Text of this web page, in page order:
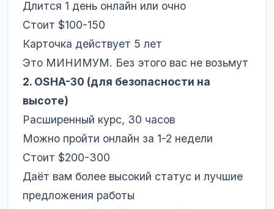
Длится 1 день онлайн или очно
Стоит $100-150
Карточка действует 5 лет
Это МИНИМУМ. Без этого вас не возьмут
2. OSHA-30 (для безопасности на
высоте)
Расширенный курс, 30 часов
Можно пройти онлайн за 1-2 недели
Стоит $200-300
Даёт вам более высокий статус и лучшие
предложения работы